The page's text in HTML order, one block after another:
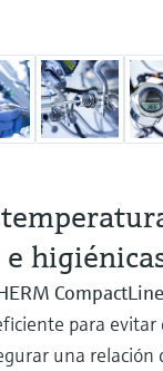
CompactLine
para evitar
una relación